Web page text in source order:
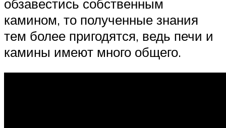
обзавестись собственным
камином, то полученные знания
тем более пригодятся, ведь печи и
камины имеют много общего.